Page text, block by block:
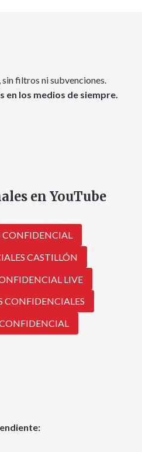
filtros ni subvenciones.
en los medios de siempre.
en YouTube
CONFIDENCIAL
CASTILLÓN
LIVE
CONFIDENCIALES